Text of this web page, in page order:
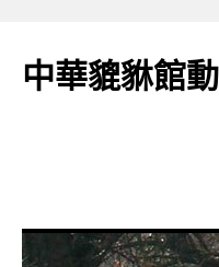
主
中華貔貅館